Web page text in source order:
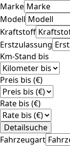
Marke
Modell
Kraftstoff
Erstzulassung
Km-Stand bis
Preis bis (€)
Rate bis (€)
Detailsuche
Fahrzeugart